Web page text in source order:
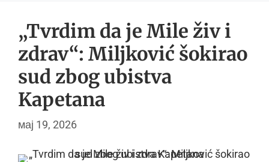
„Tvrdim da je Mile živ i
zdrav“: Miljković šokirao
sud zbog ubistva
Kapetana
мај 19, 2026